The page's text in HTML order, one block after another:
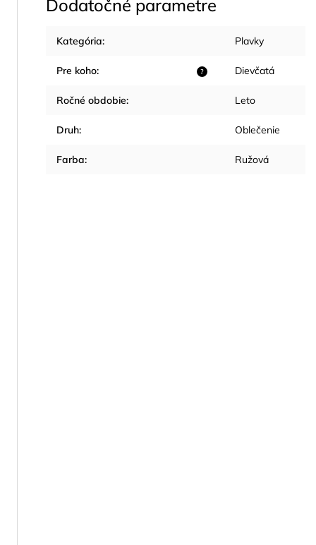
Dodatočné parametre
Kategória: Plavky
?
Pre koho: Dievčatá
Ročné obdobie: Leto
Druh: Oblečenie
Farba: Ružová